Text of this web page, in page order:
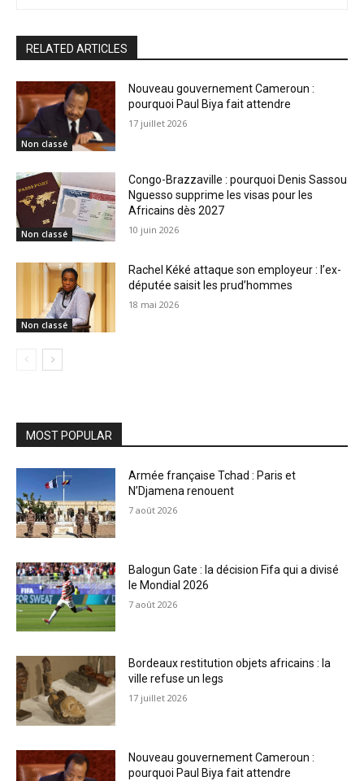
RELATED ARTICLES
Non classé
Nouveau gouvernement Cameroun :
pourquoi Paul Biya fait attendre
17 juillet 2026
Non classé
Congo-Brazzaville : pourquoi Denis Sassou
Nguesso supprime les visas pour les
Africains dès 2027
10 juin 2026
Non classé
Rachel Kéké attaque son employeur : l’ex-
députée saisit les prud’hommes
18 mai 2026
MOST POPULAR
Armée française Tchad : Paris et
N’Djamena renouent
7 août 2026
Balogun Gate : la décision Fifa qui a divisé
le Mondial 2026
7 août 2026
Bordeaux restitution objets africains : la
ville refuse un legs
17 juillet 2026
Nouveau gouvernement Cameroun :
pourquoi Paul Biya fait attendre